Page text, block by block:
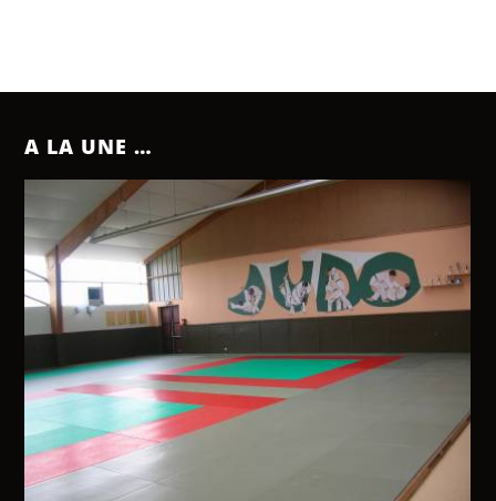
A LA UNE …